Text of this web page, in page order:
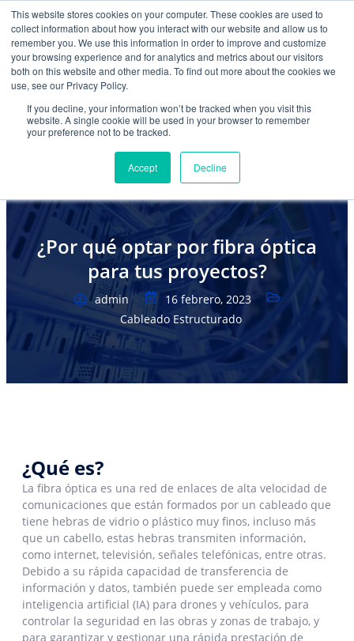
This website stores cookies on your computer. These cookies are used to
collect information about how you interact with our website and allow us to
remember you. We use this information in order to improve and customize
your browsing experience and for analytics and metrics about our visitors
both on this website and other media. To find out more about the cookies we
use, see our Privacy Policy.
If you decline, your information won’t be tracked when you visit this
website. A single cookie will be used in your browser to remember
your preference not to be tracked.
Accept Decline
mercadeo@grupoeib.comWhatsApp:+57
3103229640PBX:+ 601 342 80 45
¿Por qué optar por fibra óptica
para tus proyectos?
admin
16 febrero, 2023
Cableado Estructurado
¿Qué es?
La fibra óptica es una red de enlaces de alta velocidad de
comunicaciones que están formados por un cableado que
tiene hebras de vidrio o plástico muy finos, incluso más
que un cabello, estas hebras transmiten información,
como internet, televisión, señales telefónicas, entre otras.
Debido a su rápida capacidad de transferencia de
información y datos, también puede ser empleada como
inteligencia artificial (IA) para drones y vehículos, para
controlar la seguridad en las obras y zonas de trabajo, y
para garantizar y gestionar una rápida prestación de